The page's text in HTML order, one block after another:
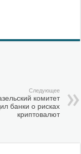
Следующее
комитет
банки о рисках
криптовалют